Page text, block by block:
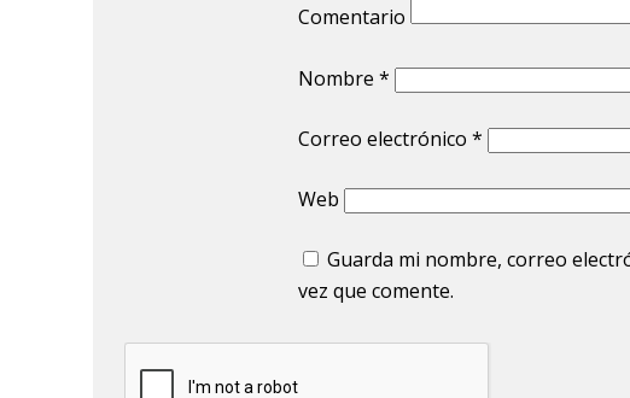
Comentario
Nombre *
Correo electrónico *
Web
Guarda mi nombre, correo
vez que comente.